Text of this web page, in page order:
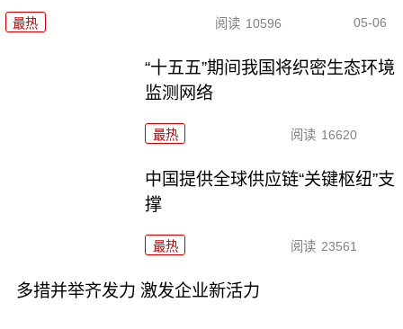
最热 阅读 10596 05-06
“十五五”期间我国将织密生态环境
监测网络
最热 阅读 16620
中国提供全球供应链“关键枢纽”支
撑
最热 阅读 23561
多措并举齐发力 激发企业新活力